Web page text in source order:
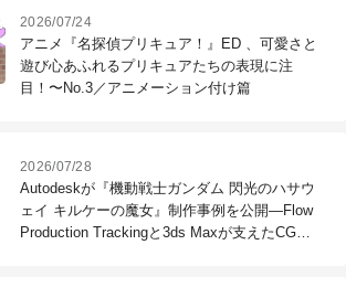
2026/07/24
アニメ『名探偵プリキュア！』ED 、可愛さと
遊び心あふれるプリキュアたちの表現に注
目！〜No.3／アニメーション付け篇
2026/07/28
Autodeskが『機動戦士ガンダム 閃光のハサウ
ェイ キルケーの魔女』制作事例を公開―Flow
Production Trackingと3ds Maxが支えたCG制